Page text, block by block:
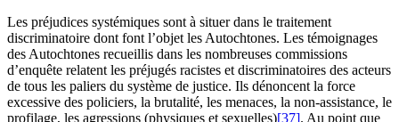
Les préjudices systémiques sont à situer dans le traitement
discriminatoire dont font l’objet les Autochtones. Les témoignages
des Autochtones recueillis dans les nombreuses commissions
d’enquête relatent les préjugés racistes et discriminatoires des acteurs
de tous les paliers du système de justice. Ils dénoncent la force
excessive des policiers, la brutalité, les menaces, la non-assistance, le
profilage, les agressions (physiques et sexuelles)[37]. Au point que